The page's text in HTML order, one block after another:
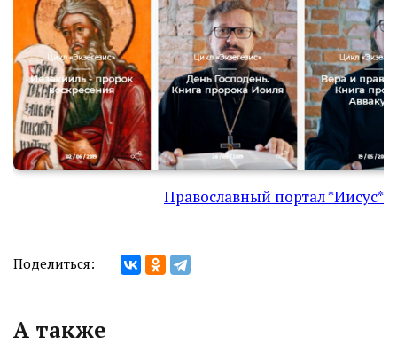
Православный портал *Иисус*
Поделиться:
А также